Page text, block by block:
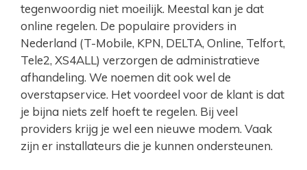
tegenwoordig niet moeilijk. Meestal kan je dat
online regelen. De populaire providers in
Nederland (T-Mobile, KPN, DELTA, Online, Telfort,
Tele2, XS4ALL) verzorgen de administratieve
afhandeling. We noemen dit ook wel de
overstapservice. Het voordeel voor de klant is dat
je bijna niets zelf hoeft te regelen. Bij veel
providers krijg je wel een nieuwe modem. Vaak
zijn er installateurs die je kunnen ondersteunen.